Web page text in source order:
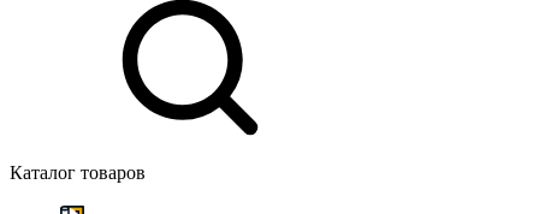
Каталог товаров